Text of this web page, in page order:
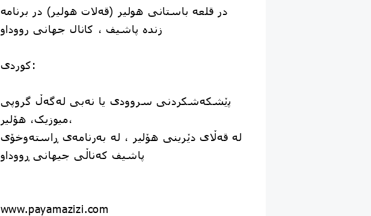
در قلعه باستانی هولیر (قه‌لات هولیر) در برنامه
زنده پاشیف ، کانال جهانی رووداو
کوردی:
پێشکەشکردنی سروودی یا نەبی لەگەڵ گروپی
میوزیک، هۆلیر،
لە قەڵای دێرینی هۆلیر ، لە بەرنامەی ڕاستەوخۆی
پاشیف کەناڵی جیهانی ڕووداو
www.payamazizi.com